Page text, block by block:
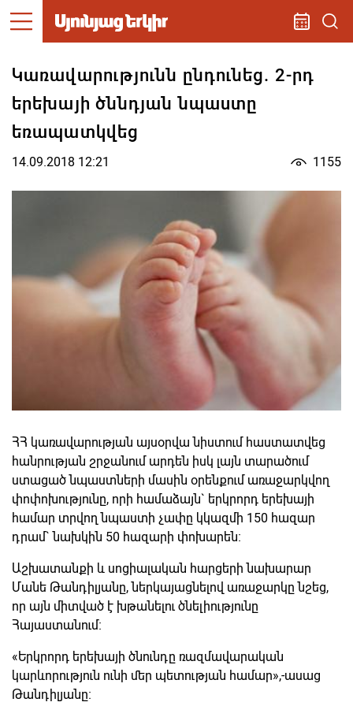
Կառավարությունն ընդունեց. 2-րդ
երեխայի ծննդյան նպաստը
եռապատկվեց
14.09.2018 12:21 1155
ՀՀ կառավարության այսօրվա նիստում հաստատվեց
հանրության շրջանում արդեն իսկ լայն տարածում
ստացած նպաստների մասին օրենքում առաջարկվող
փոփոխությունը, որի համաձայն` երկրորդ երեխայի
համար տրվող նպաստի չափը կկազմի 150 հազար
դրամ` նախկին 50 հազարի փոխարեն։
Աշխատանքի և սոցիալական հարցերի նախարար
Մանե Թանդիլյանը, ներկայացնելով առաջարկը նշեց,
որ այն միտված է խթանելու ծնելիությունը
Հայաստանում։
«Երկրորդ երեխայի ծնունդը ռազմավարական
կարևորություն ունի մեր պետության համար»,-ասաց
Թանդիլյանը։